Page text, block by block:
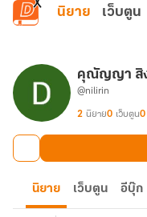
ข้ามไปยังเนื้อหาหลัก
นิยาย เว็บตูน
คุณัญญา สิ
@nilirin
2 นิยาย0 เว็บตูน0
นิยาย เว็บตูน อีบุ๊ก